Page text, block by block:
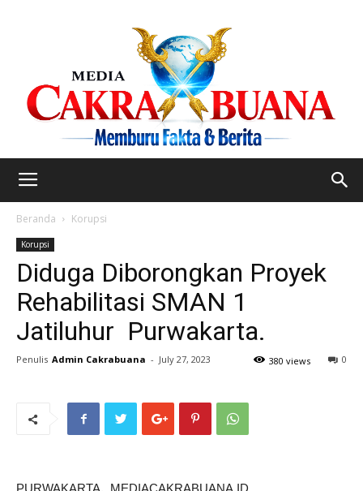
Beranda Korupsi
Korupsi
Diduga Diborongkan Proyek
Rehabilitasi SMAN 1
Jatiluhur Purwakarta.
Penulis Admin Cakrabuana - July 27, 2023 0
380 views
PURWAKARTA, MEDIACAKRABUANA.ID